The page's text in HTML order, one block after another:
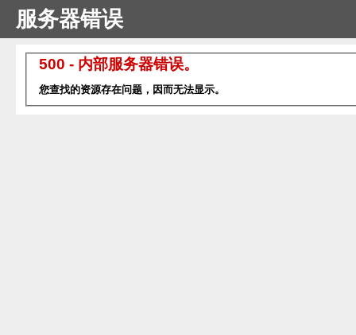
服务器错误
500 - 内部服务器错误。
您查找的资源存在问题，因而无法显示。